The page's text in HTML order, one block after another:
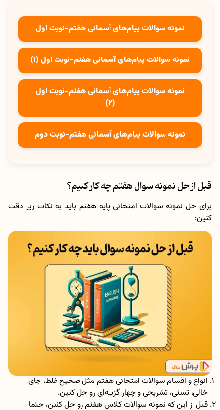
نمونه سوالات پیام‌های آسمانی هفتم-نوبت اول
نمونه سوالات پیام‌های آسمانی هفتم-نوبت اول (1)
نمونه سوالات پیام‌های آسمانی هفتم-نوبت اول
(2)
نمونه سوالات پیام‌های آسمانی هفتم-نوبت دوم
قبل از حل نمونه سوال هفتم چه کار کنیم؟
برای حل نمونه سوالات امتحانی پایه هفتم باید به نکات زیر دقت
کنین:
انواع و اقسام سوالات امتحانی هفتم مثل صحیح غلط، جای
خالی، تستی، تشریحی و چهار گزینه‌ای رو حل کنین.
قبل از این که نمونه سوالات کلاس هفتم رو حل کنین، حتما